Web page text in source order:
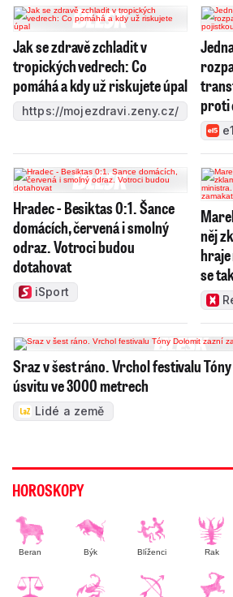
Jak se zdravě zchladit v
tropických vedrech: Co
pomáhá a kdy už riskujete úpal
https://mojezdravi.zeny.cz/
proti
Hradec - Besiktas 0:1. Šance
domácích, červená i smolný
odraz. Votroci budou
dotahovat
iSport
něj
se
Sraz v šest ráno. Vrchol festivalu
úsvitu ve 3000 metrech
Lidé a země
HOROSKOPY
Beran Býk Blíženci Rak